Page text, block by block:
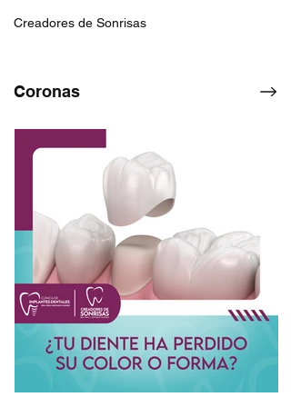
Coronas
Creadores de Sonrisas